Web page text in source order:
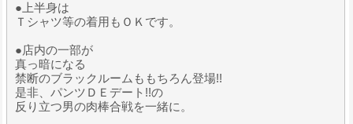
●上半身は
Ｔシャツ等の着用もＯＫです。
●店内の一部が
真っ暗になる
禁断のブラックルームももちろん登場!!
是非、パンツＤＥデート!!の
反り立つ男の肉棒合戦を一緒に。